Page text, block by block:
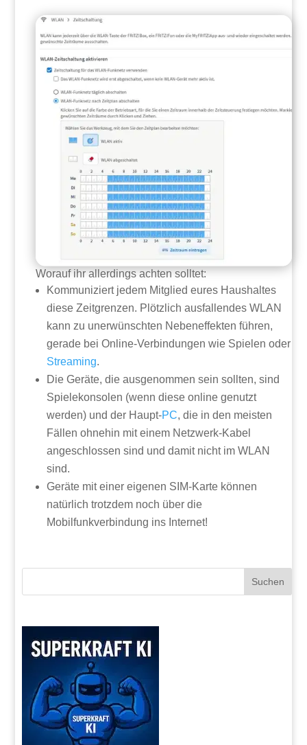
Worauf ihr allerdings achten solltet:
Kommuniziert jedem Mitglied eures Haushaltes
diese Zeitgrenzen. Plötzlich ausfallendes WLAN
kann zu unerwünschten Nebeneffekten führen,
gerade bei Online-Verbindungen wie Spielen oder
Streaming.
Die Geräte, die ausgenommen sein sollten, sind
Spielekonsolen (wenn diese online genutzt
werden) und der Haupt-PC, die in den meisten
Fällen ohnehin mit einem Netzwerk-Kabel
angeschlossen sind und damit nicht im WLAN
sind.
Geräte mit einer eigenen SIM-Karte können
natürlich trotzdem noch über die
Mobilfunkverbindung ins Internet!